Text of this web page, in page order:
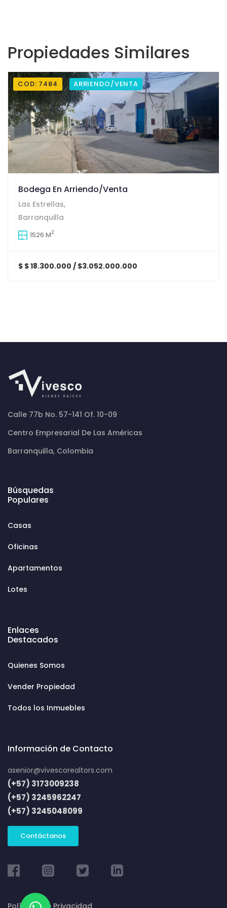
Propiedades Similares
COD: 7484 ARRIENDO/VENTA
Bodega En Arriendo/venta
Las Estrellas,
Barranquilla
1526 M2
$ $ 18.300.000 / $3.052.000.000
Calle 77b No. 57-141 Of. 10-09
Centro Empresarial De Las Américas
Barranquilla, Colombia
Búsquedas
Populares
Casas
Oficinas
Apartamentos
Lotes
Enlaces
Destacados
Quienes Somos
Vender Propiedad
Todos los Inmuebles
Información de Contacto
asenior@vivescorealtors.com
(+57) 3173009238
(+57) 3245962247
(+57) 3245048099
Contáctanos
Políticas de Privacidad